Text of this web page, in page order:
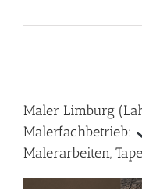
Maler Limburg
Malerfachbetrieb:
Malerarbeiten,